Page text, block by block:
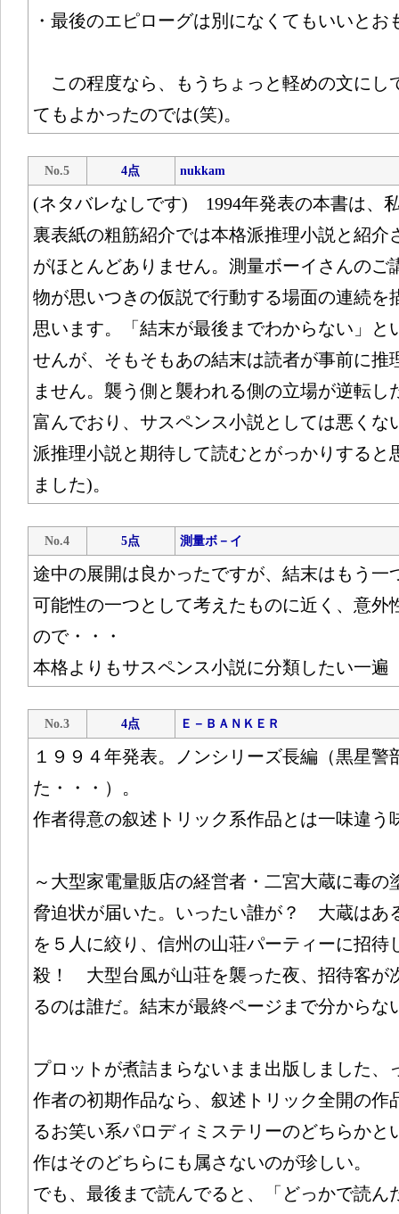
・最後のエピローグは別になくてもいいとお
この程度なら、もうちょっと軽めの文にし
てもよかったのでは(笑)。
No.5 4点 nukkam
(ネタバレなしです) 1994年発表の本書は、
裏表紙の粗筋紹介では本格派推理小説と紹介
がほとんどありません。測量ボーイさんのご
物が思いつきの仮説で行動する場面の連続を
思います。「結末が最後までわからない」と
せんが、そもそもあの結末は読者が事前に推
ません。襲う側と襲われる側の立場が逆転し
富んでおり、サスペンス小説としては悪くな
派推理小説と期待して読むとがっかりすると
ました)。
No.4 5点 測量ボ－イ
途中の展開は良かったですが、結末はもう一
可能性の一つとして考えたものに近く、意外
ので・・・
本格よりもサスペンス小説に分類したい一遍
No.3 4点 Ｅ－ＢＡＮＫＥＲ
１９９４年発表。ノンシリーズ長編（黒星警
た・・・）。
作者得意の叙述トリック系作品とは一味違う
～大型家電量販店の経営者・二宮大蔵に毒の
脅迫状が届いた。いったい誰が？ 大蔵はあ
を５人に絞り、信州の山荘パーティーに招待
殺！ 大型台風が山荘を襲った夜、招待客が
るのは誰だ。結末が最終ページまで分からな
プロットが煮詰まらないまま出版しました、
作者の初期作品なら、叙述トリック全開の作
るお笑い系パロディミステリーのどちらかと
作はそのどちらにも属さないのが珍しい。
でも、最後まで読んでると、「どっかで読ん